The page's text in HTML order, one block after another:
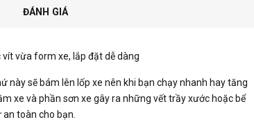
ĐÁNH GIÁ
vít vừa form xe, lắp đặt dễ dàng
này sẽ bám lên lốp xe nên khi bạn chạy nhanh hay tăng
xe và phần sơn xe gây ra những vết trầy xước hoặc bể
toàn cho bạn.